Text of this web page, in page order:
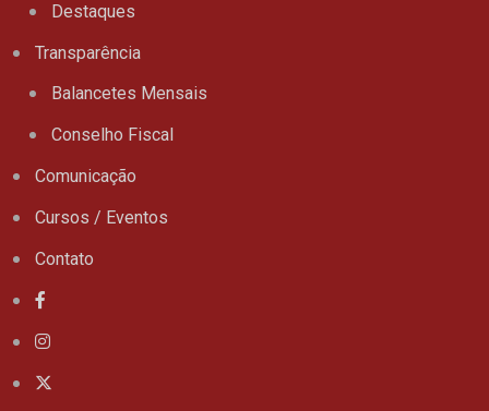
Destaques
Transparência
Balancetes Mensais
Conselho Fiscal
Comunicação
Cursos / Eventos
Contato